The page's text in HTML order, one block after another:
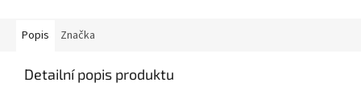
Popis Značka
Detailní popis produktu